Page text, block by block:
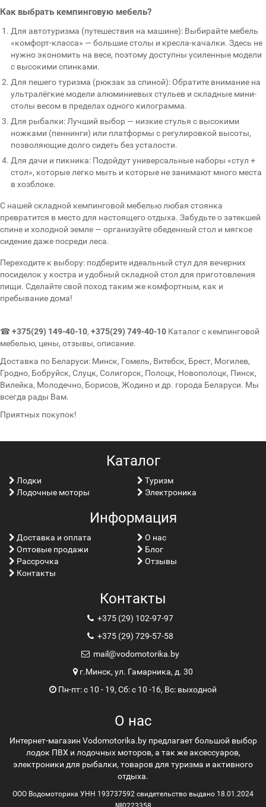
Как выбрать кемпинговую мебель?
Для автотуризма (путешествия на машине): Выбирайте мебель
«комфорт-класса» — большие столы и кресла-качалки. Здесь не
нужно экономить на весе, поэтому доступны усиленные модели
с высокими спинками.
Для пешего туризма (рюкзак за спиной): Обратите внимание на
ультралёгкие модели алюминиевых стульев и складные мини-
столы весом в пределах одного килограмма.
Для рыбалки: Лучший выбор — низкие стулья с высокими
ножками (пеннинги) или платформы с регулировкой высоты,
позволяющие долго сидеть без усталости.
Для дачи и пикника: Подойдут универсальные наборы «стул +
стол», которые легко мыть и которые не занимают много места
в хозблоке.
С нашей складной кемпинговой мебелью любая стоянка
превратится в место для настоящего отдыха. Забудьте о затекшей
спине и холодной земле — организуйте обеденный стол и мягкое
сидение даже посреди леса.
Переходите к выбору: подберите идеальный стул для вечерних
посиделок у костра и удобный складной стол для приготовления
пищи. Сделайте свой поход таким же комфортным, как и
пребывание дома!
☎+375(29) 149-40-10, +375(29) 749-40-10 Каталог с кемпинговой
мебелью, цены, отзывы, описание.
Доставка по Беларуси: Минск, Гомель, Витебск, Брест, Могилев,
Гродно, Бобруйск, Слуцк, Солигорск, Полоцк, Новополоцк, Пинск,
Вилейка, Молодечно, Борисов, Жодино и др. города Беларуси. Мы
всегда рады Вам.
Приятных покупок!
Каталог
Лoдки
Лодочные моторы
Туризм
Электроника
Информация
Доставка и оплата
Оптовые продажи
Рассрочка
Контакты
О нас
Блог
Отзывы
Контакты
+375 (29) 102-97-97
+375 (29) 729-57-58
mail@vodomotorika.by
г.Минск, ул. Гамарника, д. 30
Пн-пт: с 10 - 19, Сб: с 10 -16, Вс: выходной
О нас
Интернет-магазин Vodomotorika.by предлагает большой выбор
лодок ПВХ и лодочных моторов, а так же аксессуаров,
электроники для рыбалки, товаров для туризма и активного
отдыха.
ООО Водомоторика УНН 193737592 свидетельство выдано 18.01.2024